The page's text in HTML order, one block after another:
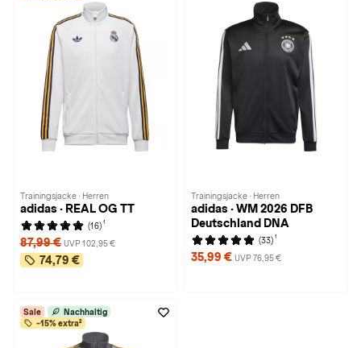
Trainingsjacke · Herren
adidas · REAL OG TT
(16) 1
87,99 € UVP 102,95 €
74,79 €
Trainingsjacke · Herren
adidas · WM 2026 DFB
Deutschland DNA
(33) 1
35,99 € UVP 76,95 €
Sale
Nachhaltig
-15% extra²